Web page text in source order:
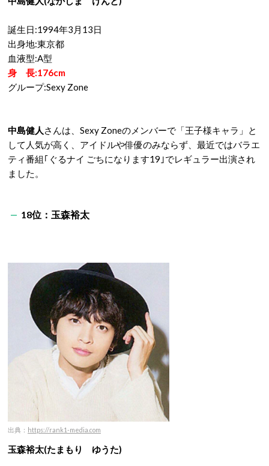
誕生日:1994年3月13日
出身地:東京都
血液型:A型
身 長:176cm
グループ:Sexy Zone
中島健人 さんは、Sexy Zoneのメンバーで「王子様キャラ」と
して人気が高く、アイドルや俳優のみならず、最近ではバラエ
ティ番組｢ぐるナイ ごちになります19｣でレギュラー出演され
ました。
18位：玉森裕太
出典： https://rank1-media.com
玉森裕太(たまもり ゆうた)